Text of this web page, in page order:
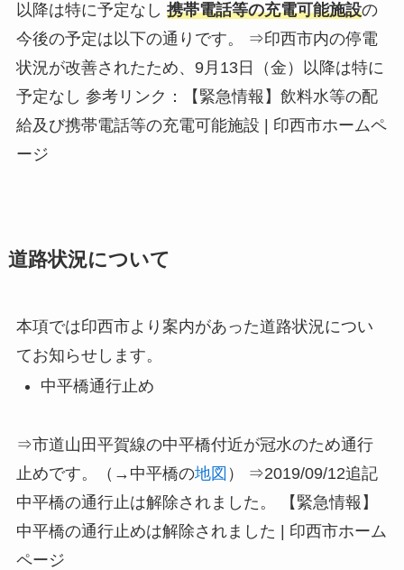
以降は特に予定なし 携帯電話等の充電可能施設の
今後の予定は以下の通りです。
⇒印西市内の停電
状況が改善されたため、9月13日（金）以降は特に
予定なし 参考リンク：【緊急情報】飲料水等の配
給及び携帯電話等の充電可能施設 | 印西市ホームペ
ージ
道路状況について
本項では印西市より案内があった道路状況につい
てお知らせします。
中平橋通行止め
⇒市道山田平賀線の中平橋付近が冠水のため通行
止めです。（→中平橋の地図 ）
⇒2019/09/12追記
中平橋の通行止は解除されました。
【緊急情報】
中平橋の通行止めは解除されました | 印西市ホーム
ページ